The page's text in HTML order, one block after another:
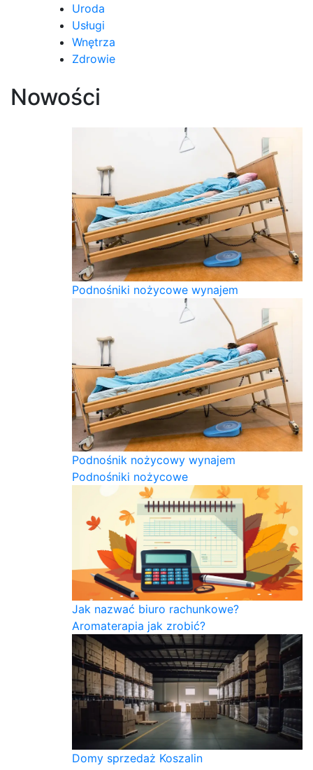
Uroda
Usługi
Wnętrza
Zdrowie
Nowości
Podnośniki nożycowe wynajem
Podnośnik nożycowy wynajem
Podnośniki nożycowe
Jak nazwać biuro rachunkowe?
Aromaterapia jak zrobić?
Domy sprzedaż Koszalin